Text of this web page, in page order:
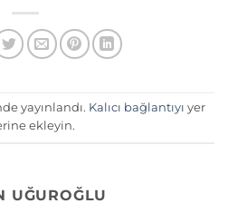
yayınlandı. Kalıcı bağlantıyı yer
ekleyin.
UĞUROĞLU